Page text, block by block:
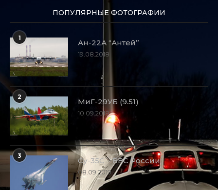
ПОПУЛЯРНЫЕ ФОТОГРАФИИ
1
Ан-22А “Антей”
19.08.2018
2
МиГ-29УБ (9.51)
10.09.2018
3
Су-35С – ВВС России
08.09.2019